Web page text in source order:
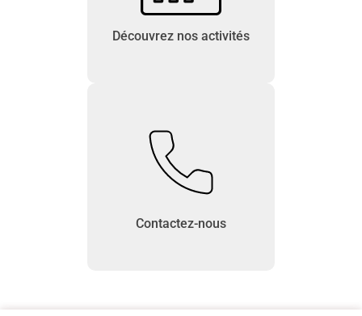
Découvrez nos activités
Contactez-nous